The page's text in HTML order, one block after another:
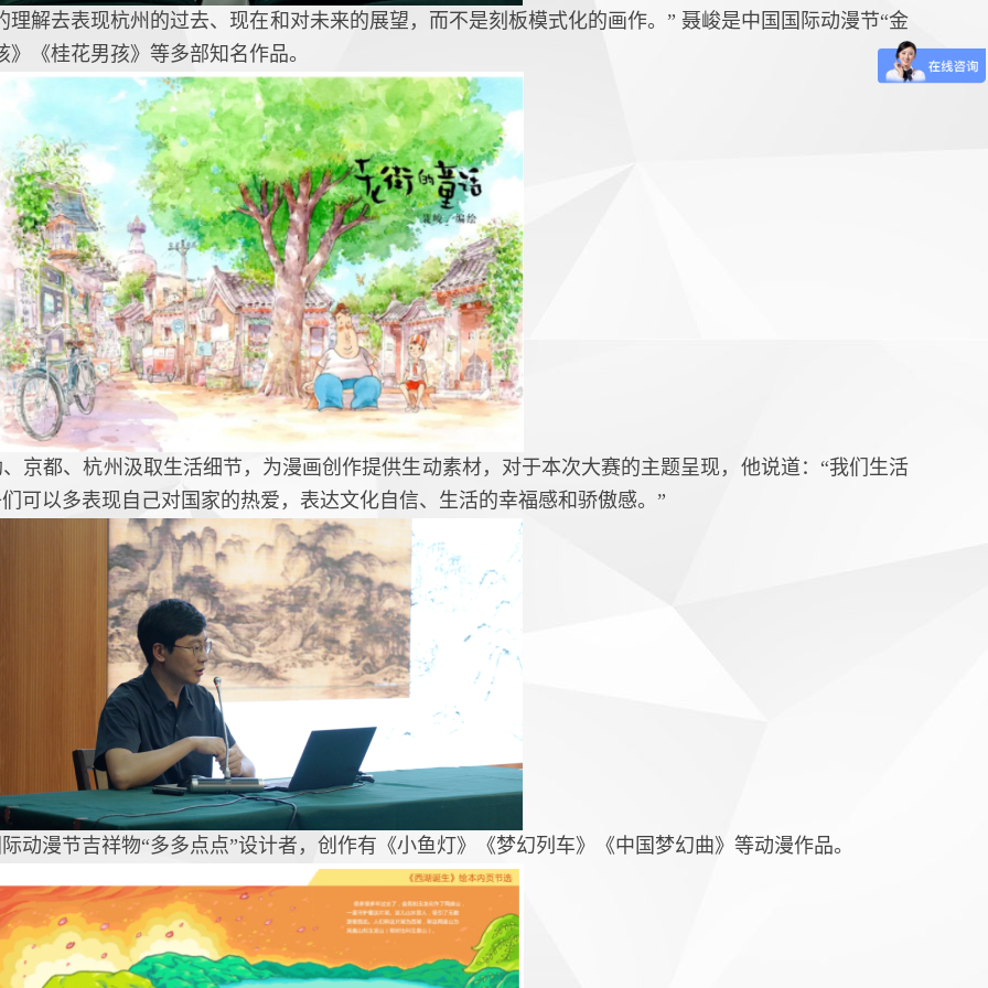
解去表现杭州的过去、现在和对未来的展望，而不是刻板模式化的画作。” 聂峻是中国国际动漫节“金
《桂花男孩》等多部知名作品。
京都、杭州汲取生活细节，为漫画创作提供生动素材，对于本次大赛的主题呈现，他说道：“我们生活
可以多表现自己对国家的热爱，表达文化自信、生活的幸福感和骄傲感。”
动漫节吉祥物“多多点点”设计者，创作有《小鱼灯》《梦幻列车》《中国梦幻曲》等动漫作品。